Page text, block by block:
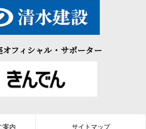
フィシャル・サポーター
案内 サイトマップ